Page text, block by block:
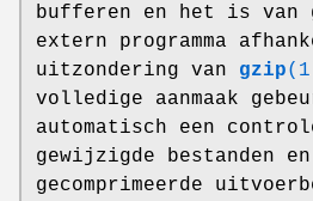
bufferen en het is van
extern programma
uitzondering van gzip
volledige aanmaak
automatisch een
gewijzigde bestanden
gecomprimeerde